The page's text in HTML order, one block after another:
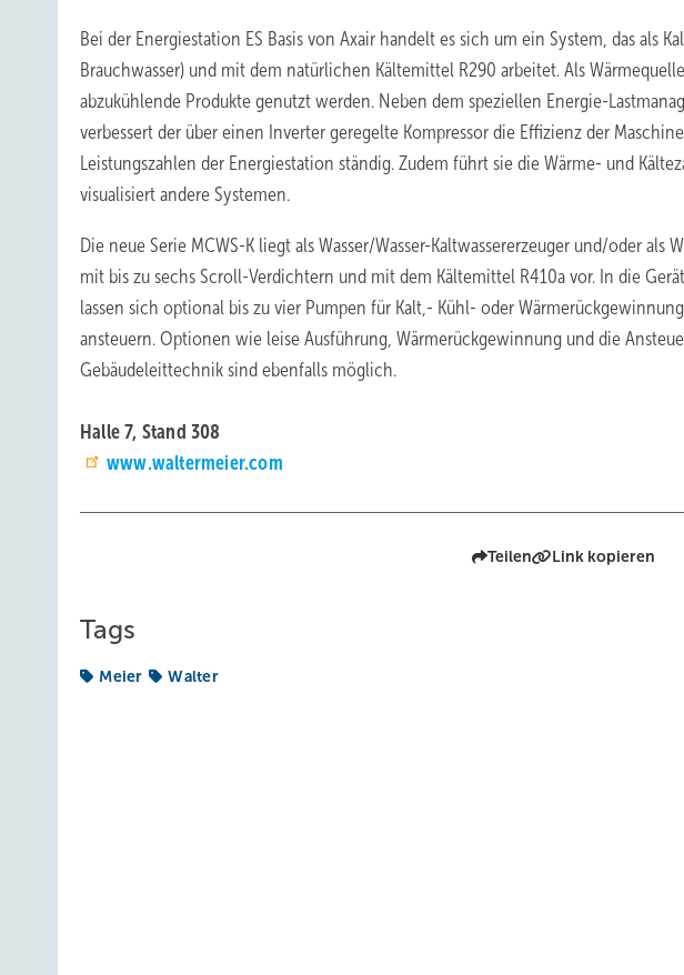
Bei der Energiestation ES Basis von Axair handelt es sich um ein System, das als
Brauchwasser) und mit dem natürlichen Kältemittel R290 arbeitet. Als
abzukühlende Produkte genutzt werden. Neben dem speziellen Energie-
verbessert der über einen Inverter geregelte Kompressor die Effizienz der
Leistungszahlen der Energiestation ständig. Zudem führt sie die Wärme- und
visualisiert andere Systemen.
Die neue Serie MCWS-K liegt als Wasser/Wasser-Kaltwassererzeuger und/oder
mit bis zu sechs Scroll-Verdichtern und mit dem Kältemittel R410a vor. In die
lassen sich optional bis zu vier Pumpen für Kalt,- Kühl- oder
ansteuern. Optionen wie leise Ausführung, Wärmerückgewinnung und die
Gebäudeleittechnik sind ebenfalls möglich.
Halle 7, Stand 308
www.waltermeier.com
Teilen Link kopieren
Tags
Meier Walter